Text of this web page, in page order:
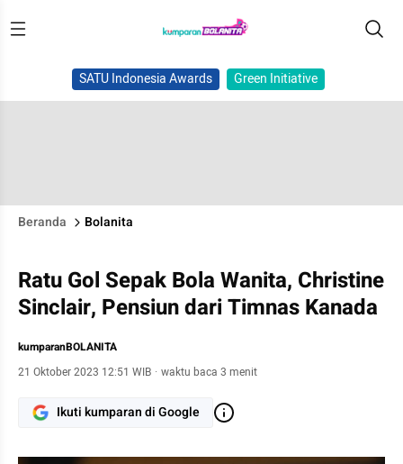
SATU Indonesia Awards Green Initiative
Beranda Bolanita
Ratu Gol Sepak Bola Wanita, Christine
Sinclair, Pensiun dari Timnas Kanada
kumparanBOLANITA
21 Oktober 2023 12:51 WIB · waktu baca 3 menit
Ikuti kumparan di Google